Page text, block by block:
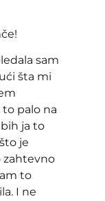
sam
šta mi
to palo na
ja to
je
zahtevno
to
I ne